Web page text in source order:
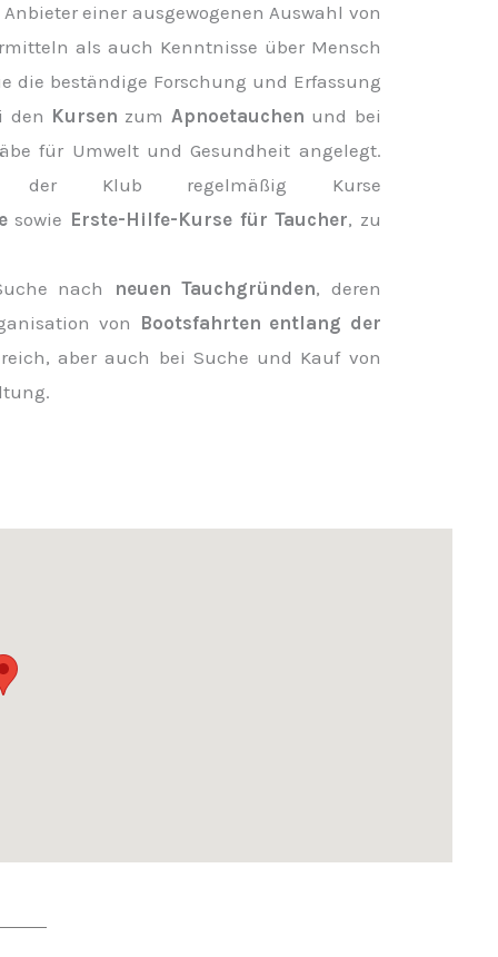
einer ausgewogenen Auswahl von
als auch Kenntnisse über Mensch
die beständige Forschung und Erfassung
den Kursen zum Apnoetauchen und bei
für Umwelt und Gesundheit angelegt.
der Klub regelmäßig Kurse
sowie Erste-Hilfe-Kurse für Taucher, zu
nach neuen Tauchgründen, deren
von Bootsfahrten entlang der
aber auch bei Suche und Kauf von